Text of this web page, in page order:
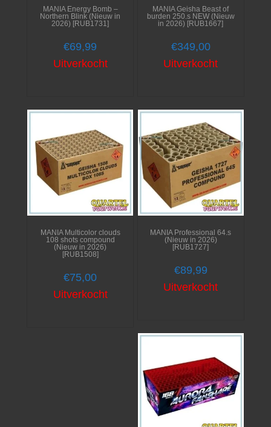
MANIA Energy Bomb –
Northern Blink (Nieuw in
2026) [RUB1731]
€69,99
Uitverkocht
MANIA Geisha Beast of
burden 250.s NEW (Nieuw
in 2026) [RUB1667]
€349,00
Uitverkocht
MANIA Multicolor clouds
108 shots compound
(Nieuw in 2026)
[RUB1508]
€75,00
Uitverkocht
MANIA Professional 64.s
(Nieuw in 2026)
[RUB1727]
€89,99
Uitverkocht